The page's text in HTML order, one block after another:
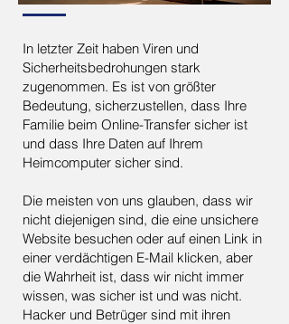
In letzter Zeit haben Viren und
Sicherheitsbedrohungen stark
zugenommen. Es ist von größter
Bedeutung, sicherzustellen, dass Ihre
Familie beim Online-Transfer sicher ist
und dass Ihre Daten auf Ihrem
Heimcomputer sicher sind.
Die meisten von uns glauben, dass wir
nicht diejenigen sind, die eine unsichere
Website besuchen oder auf einen Link in
einer verdächtigen E-Mail klicken, aber
die Wahrheit ist, dass wir nicht immer
wissen, was sicher ist und was nicht.
Hacker und Betrüger sind mit ihren